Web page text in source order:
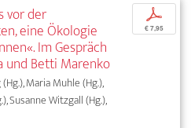
vor der
eine Ökologie
Im Gespräch
und Betti Marenko
Maria Muhle (Hg.),
Susanne Witzgall (Hg.),
p
€ 7,95